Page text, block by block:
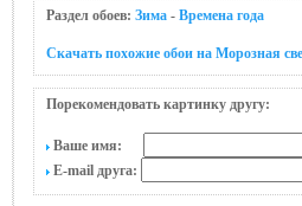
Раздел обоев: Зима - Времена года
Скачать похожие обои на Морозная
Порекомендовать картинку другу:
Ваше имя:
E-mail друга: